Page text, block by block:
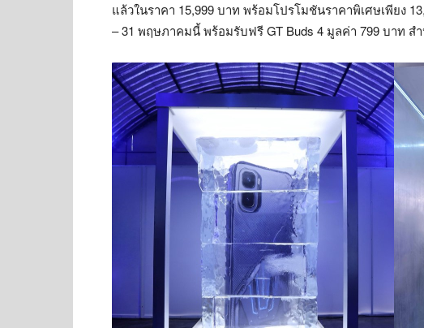
แล้วในราคา 15,999 บาท พร้อมโปรโมชันราคาพิเศษเพียง
– 31 พฤษภาคมนี้ พร้อมรับฟรี GT Buds 4 มูลค่า 799 บาท